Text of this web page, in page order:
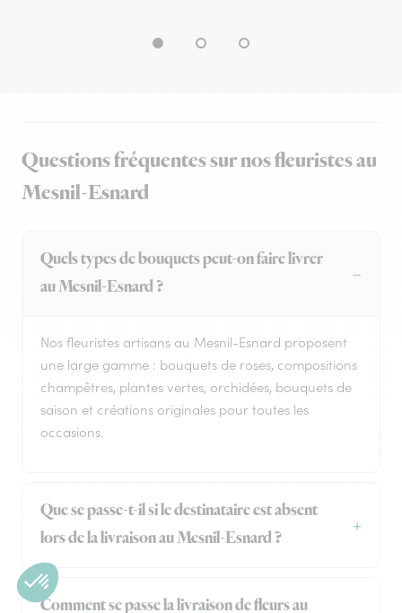
Questions fréquentes sur nos fleuristes au
Mesnil-Esnard
Quels types de bouquets peut-on faire livrer
au Mesnil-Esnard ?
Nos fleuristes artisans au Mesnil-Esnard proposent
une large gamme : bouquets de roses, compositions
champêtres, plantes vertes, orchidées, bouquets de
saison et créations originales pour toutes les
occasions.
Que se passe-t-il si le destinataire est absent
lors de la livraison au Mesnil-Esnard ?
Comment se passe la livraison de fleurs au